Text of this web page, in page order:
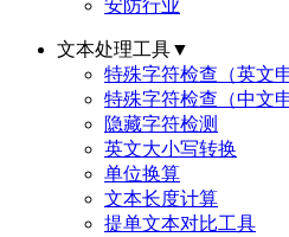
安防行业
文本处理工具▼
特殊字符检查（英文
特殊字符检查（中文
隐藏字符检测
英文大小写转换
单位换算
文本长度计算
提单文本对比工具